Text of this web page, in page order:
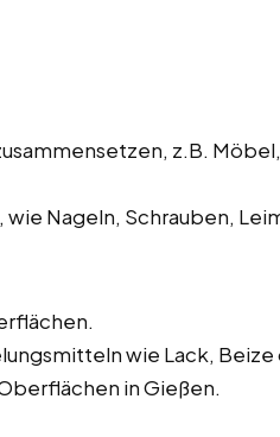
z.B.
Nageln, Schrauben,
wie Lack, Beize
in Gießen.